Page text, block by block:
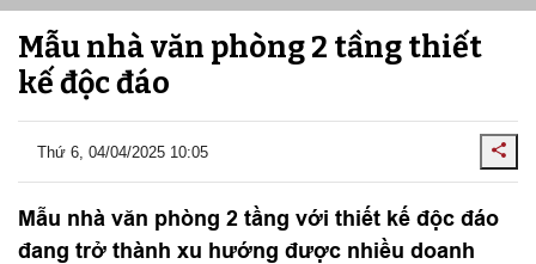
Mẫu nhà văn phòng 2 tầng thiết
kế độc đáo
Thứ 6, 04/04/2025 10:05
Mẫu nhà văn phòng 2 tầng với thiết kế độc đáo
đang trở thành xu hướng được nhiều doanh